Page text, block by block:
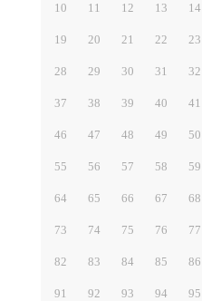
10 11 12 13 14
19 20 21 22 23
28 29 30 31 32
37 38 39 40 41
46 47 48 49 50
55 56 57 58 59
64 65 66 67 68
73 74 75 76 77
82 83 84 85 86
91 92 93 94 95